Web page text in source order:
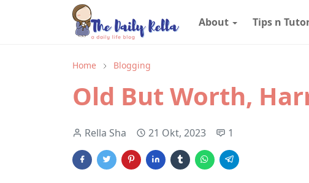
About Tips n
Home Blogging
Old But Worth,
Rella Sha 21 Okt, 2023 1